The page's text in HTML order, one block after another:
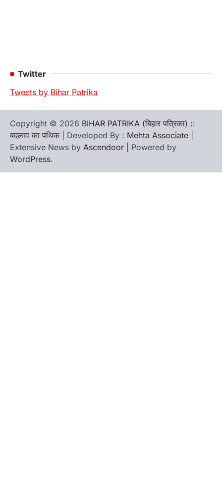
Twitter
Tweets by Bihar Patrika
Copyright © 2026 BIHAR PATRIKA (बिहार पत्रिका) ::
बदलाव का पथिक | Developed By : Mehta Associate
Extensive News by Ascendoor | Powered by
WordPress.